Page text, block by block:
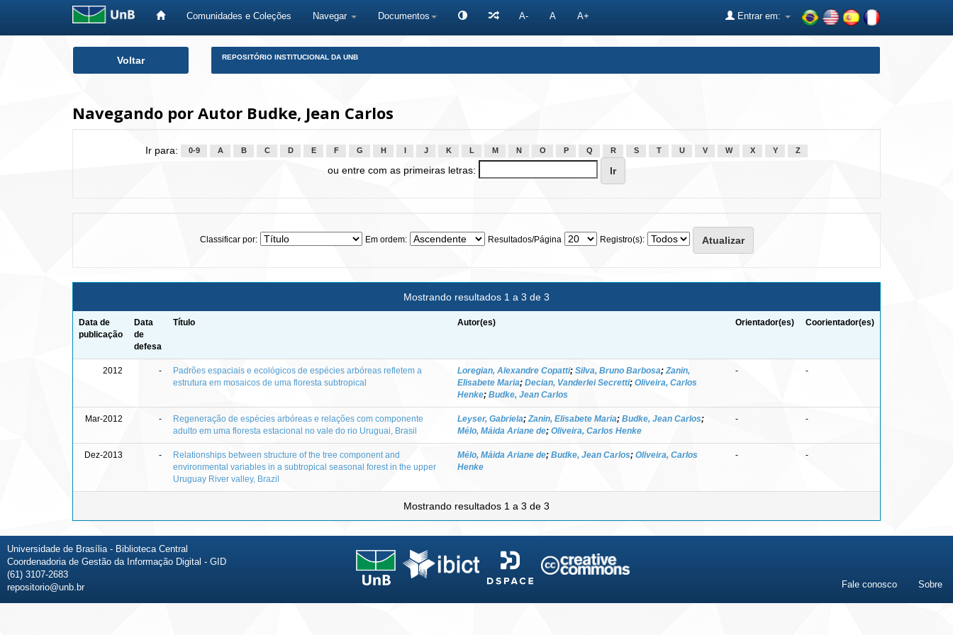
Comunidades e Coleções Navegar Documentos A- A A+ Entrar em:
Voltar REPOSITÓRIO INSTITUCIONAL DA UNB
Navegando por Autor Budke, Jean Carlos
Ir para: 0-9 A B C D E F G H J K L M N O P Q R S T U V W X Y Z
ou entre com as primeiras letras:
Classificar por: Em ordem: Resultados/Página Registro(s):
Mostrando resultados 1 a 3 de 3
Data de
publicação
Data
de
defesa
Título Autor(es) Orientador(es) Coorientador(es)
2012 -
Padrões espaciais e ecológicos de espécies arbóreas refletem a
estrutura em mosaicos de uma floresta subtropical
Loregian, Alexandre Copatti; Silva, Bruno Barbosa; Zanin,
Elisabete Maria; Decian, Vanderlei Secretti; Oliveira, Carlos
Henke; Budke, Jean Carlos
- -
Mar-2012 -
Regeneração de espécies arbóreas e relações com componente
adulto em uma floresta estacional no vale do rio Uruguai, Brasil
Leyser, Gabriela; Zanin, Elisabete Maria; Budke, Jean Carlos;
Mélo, Máida Ariane de; Oliveira, Carlos Henke
- -
Dez-2013 -
Relationships between structure of the tree component and
environmental variables in a subtropical seasonal forest in the upper
Uruguay River valley, Brazil
Mélo, Máida Ariane de; Budke, Jean Carlos; Oliveira, Carlos
Henke
- -
Mostrando resultados 1 a 3 de 3
Universidade de Brasília - Biblioteca Central
Coordenadoria de Gestão da Informação Digital - GID
(61) 3107-2683
repositorio@unb.br
Fale conosco Sobre